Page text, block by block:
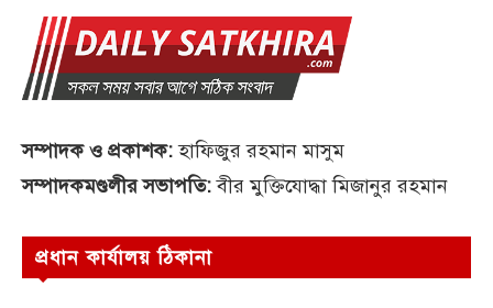
সম্পাদক ও প্রকাশক:হাফিজুর রহমান মাসুম
সম্পাদকমণ্ডলীর সভাপতি:বীর মুক্তিযোদ্ধা মিজানুর রহমান
প্রধান কার্যালয় ঠিকানা